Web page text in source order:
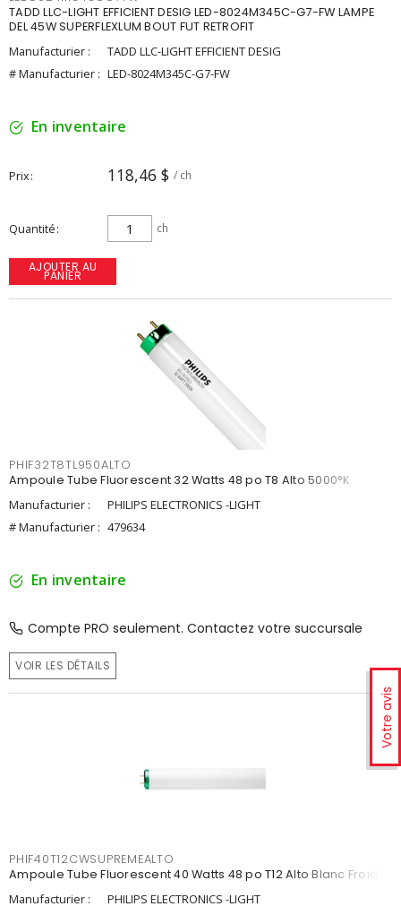
Votre avis
TADD LLC-LIGHT EFFICIENT DESIG LED-8024M345C-G7-FW LAMPE
DEL 45W SUPERFLEXLUM BOUT FUT RETROFIT
Manufacturier :
TADD LLC-LIGHT EFFICIENT DESIG
# Manufacturier : LED-8024M345C-G7-FW
En inventaire
Prix 118,46 $ / ch
Quantité ch
AJOUTER AU
PANIER
PHIF32T8TL950ALTO
Ampoule Tube Fluorescent 32 Watts 48 po T8 Alto 5000°K
Manufacturier :
PHILIPS ELECTRONICS -LIGHT
# Manufacturier : 479634
En inventaire
Compte PRO seulement. Contactez votre succursale
VOIR LES DÉTAILS
PHIF40T12CWSUPREMEALTO
Ampoule Tube Fluorescent 40 Watts 48 po T12 Alto Blanc Froid
Manufacturier :
PHILIPS ELECTRONICS -LIGHT